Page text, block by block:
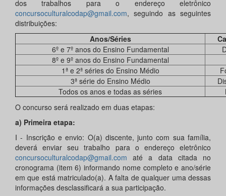
dos trabalhos para o endereço eletrônico
concursoculturalcodap@gmail.com, seguindo as seguintes
distribuições:
Anos/Séries
6º e 7º anos do Ensino Fundamental
8º e 9º anos do Ensino Fundamental
1ª e 2ª séries do Ensino Médio
3ª série do Ensino Médio
Todos os anos e todas as séries
O concurso será realizado em duas etapas:
a) Primeira etapa:
I - Inscrição e envio: O(a) discente, junto com sua família,
deverá enviar seu trabalho para o endereço eletrônico
concursoculturalcodap@gmail.com até a data citada no
cronograma (item 6) informando nome completo e ano/série
em que está matriculado(a). A falta de qualquer uma dessas
informações desclassificará a sua participação.